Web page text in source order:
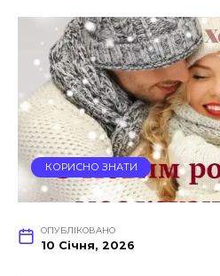
КОРИСНО ЗНАТИ
ОПУБЛІКОВАНО
10 Січня, 2026